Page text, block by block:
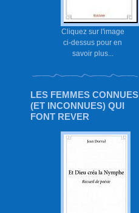
Cliquez sur l'image
ci-dessus pour en
savoir plus...
LES FEMMES CONNUES
(ET INCONNUES) QUI
FONT REVER